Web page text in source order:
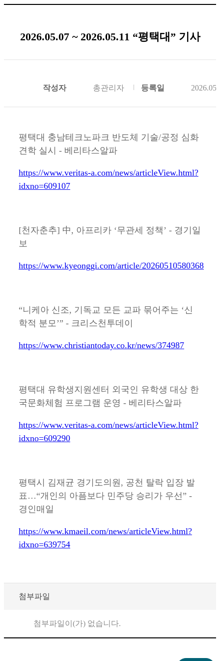
2026.05.07 ~ 2026.05.11 “평택대” 기사
작성자 총관리자 등록일
평택대 충남테크노파크 반도체 기술/공정 심화
견학 실시 - 베리타스알파
https://www.veritas-a.com/news/articleView.html?
idxno=609107
[천자춘추] 中, 아프리카 ‘무관세 정책’ - 경기일
보
https://www.kyeonggi.com/article/20260510580368
“니케아 신조, 기독교 모든 교파 묶어주는 ‘신
학적 분모’” - 크리스천투데이
https://www.christiantoday.co.kr/news/374987
평택대 유학생지원센터 외국인 유학생 대상 한
국문화체험 프로그램 운영 - 베리타스알파
https://www.veritas-a.com/news/articleView.html?
idxno=609290
평택시 김재균 경기도의원, 공천 탈락 입장 발
표…“개인의 아픔보다 민주당 승리가 우선” -
경인매일
https://www.kmaeil.com/news/articleView.html?
idxno=639754
첨부파일
첨부파일이(가) 없습니다.